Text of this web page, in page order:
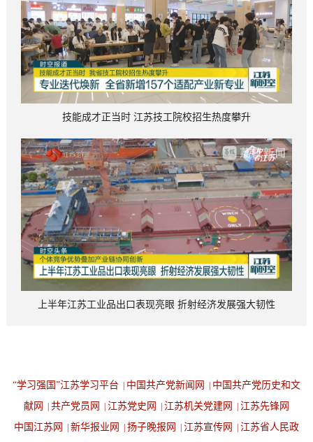
技能成才正当时 江苏技工院校招生热度攀升
上半年江苏工业品出口表现亮眼 折射经济发展强大韧性
“学习强国”江苏学习平台 中国共产党新闻网
中国共产党历史和文
献网
共产党员网 江苏党史网 江苏机关党建网
江苏先锋网
中国江苏网
新华报业网 扬子晚报网 江苏宣传网 江苏省人民政